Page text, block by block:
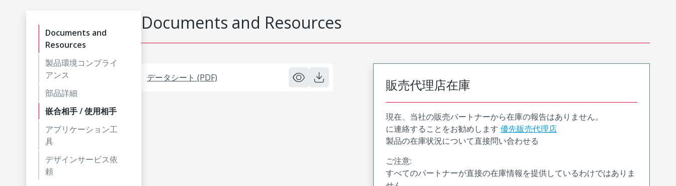
Documents and
Resources
製品環境コンプライ
アンス
部品詳細
嵌合相手 / 使用相手
アプリケーション工
具
デザインサービス依
頼
Documents and Resources
データシート (PDF) 販売代理店在庫
現在、当社の販売パートナーから在庫の報告はありません。
に連絡することをお勧めします 優先販売代理店
製品の在庫状況について直接問い合わせる
ご注意:
すべてのパートナーが直接の在庫情報を提供しているわけではありま